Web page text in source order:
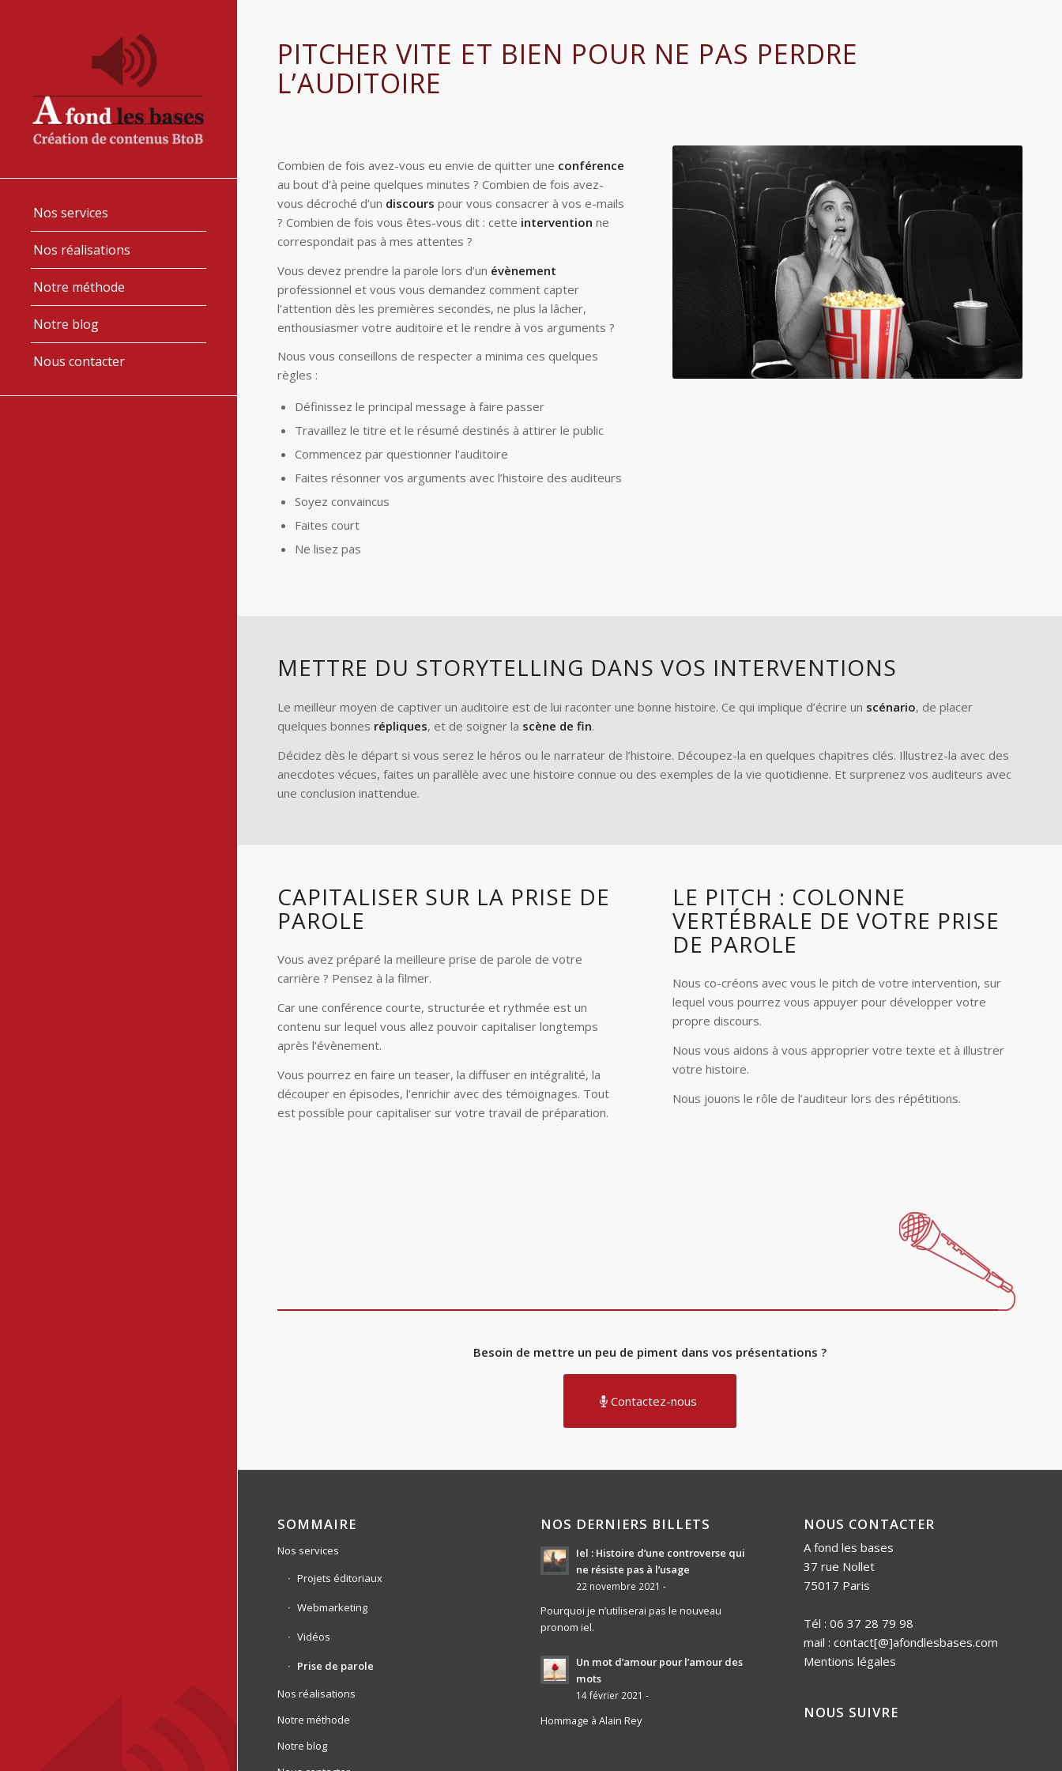
Nos services
Nos réalisations
Notre méthode
Notre blog
Nous contacter
PITCHER VITE ET BIEN POUR NE PAS PERDRE
L’AUDITOIRE
Combien de fois avez-vous eu envie de quitter une conférence
au bout d’à peine quelques minutes ? Combien de fois avez-
vous décroché d’un discours pour vous consacrer à vos e-mails
? Combien de fois vous êtes-vous dit : cette intervention ne
correspondait pas à mes attentes ?
Vous devez prendre la parole lors d’un évènement
professionnel et vous vous demandez comment capter
l’attention dès les premières secondes, ne plus la lâcher,
enthousiasmer votre auditoire et le rendre à vos arguments ?
Nous vous conseillons de respecter a minima ces quelques
règles :
Définissez le principal message à faire passer
Travaillez le titre et le résumé destinés à attirer le public
Commencez par questionner l’auditoire
Faites résonner vos arguments avec l’histoire des auditeurs
Soyez convaincus
Faites court
Ne lisez pas
METTRE DU STORYTELLING DANS VOS INTERVENTIONS
Le meilleur moyen de captiver un auditoire est de lui raconter une bonne histoire. Ce qui implique d’écrire un scénario, de placer
quelques bonnes répliques, et de soigner la scène de fin.
Décidez dès le départ si vous serez le héros ou le narrateur de l’histoire. Découpez-la en quelques chapitres clés. Illustrez-la avec des
anecdotes vécues, faites un parallèle avec une histoire connue ou des exemples de la vie quotidienne. Et surprenez vos auditeurs avec
une conclusion inattendue.
CAPITALISER SUR LA PRISE DE
PAROLE
Vous avez préparé la meilleure prise de parole de votre
carrière ? Pensez à la filmer.
Car une conférence courte, structurée et rythmée est un
contenu sur lequel vous allez pouvoir capitaliser longtemps
après l’évènement.
Vous pourrez en faire un teaser, la diffuser en intégralité, la
découper en épisodes, l’enrichir avec des témoignages. Tout
est possible pour capitaliser sur votre travail de préparation.
LE PITCH : COLONNE
VERTÉBRALE DE VOTRE PRISE
DE PAROLE
Nous co-créons avec vous le pitch de votre intervention, sur
lequel vous pourrez vous appuyer pour développer votre
propre discours.
Nous vous aidons à vous approprier votre texte et à illustrer
votre histoire.
Nous jouons le rôle de l’auditeur lors des répétitions.
Besoin de mettre un peu de piment dans vos présentations ?
Contactez-nous
SOMMAIRE
Nos services
Projets éditoriaux
Webmarketing
Vidéos
Prise de parole
Nos réalisations
Notre méthode
Notre blog
NOS DERNIERS BILLETS
Iel : Histoire d’une controverse qui
ne résiste pas à l’usage
22 novembre 2021 -
Pourquoi je n’utiliserai pas le nouveau
pronom iel.
Un mot d’amour pour l’amour des
mots
14 février 2021 -
Hommage à Alain Rey
NOUS CONTACTER
A fond les bases
37 rue Nollet
75017 Paris
Tél : 06 37 28 79 98
mail : contact[@]afondlesbases.com
Mentions légales
NOUS SUIVRE